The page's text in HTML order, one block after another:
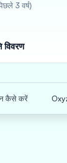
3 वर्ष)
विवरण
कैसे करें